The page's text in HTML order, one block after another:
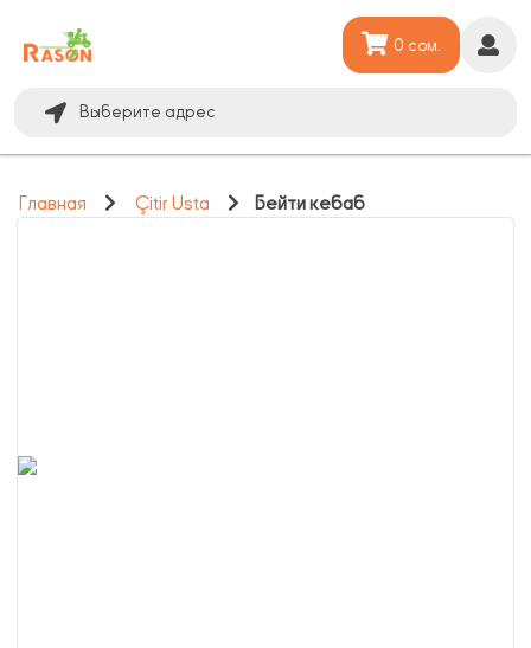
Выберите адрес
0 сом.
Главная Çitir Usta Бейти кебаб